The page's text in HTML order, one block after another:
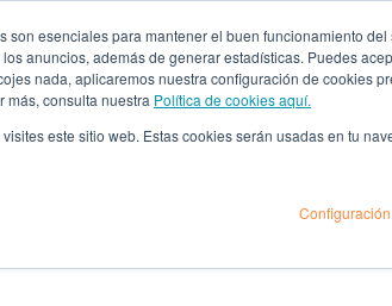
esenciales para mantener el buen funcionamiento
anuncios, además de generar estadísticas. Puedes
nada, aplicaremos nuestra configuración de cookies
más, consulta nuestra Política de cookies aquí.
este sitio web. Estas cookies serán usadas en tu
Configuración